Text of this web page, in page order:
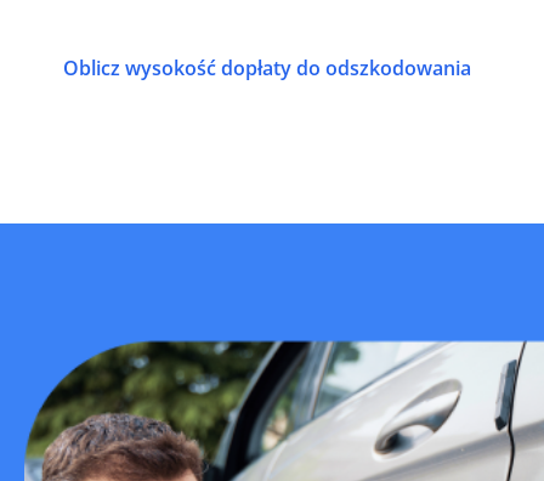
Oblicz wysokość dopłaty do odszkodowania